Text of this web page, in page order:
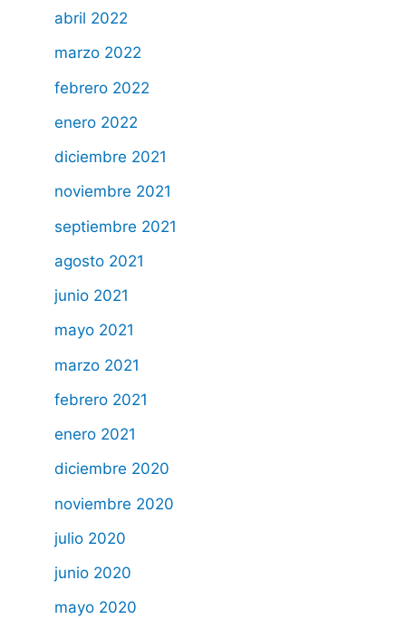
abril 2022
marzo 2022
febrero 2022
enero 2022
diciembre 2021
noviembre 2021
septiembre 2021
agosto 2021
junio 2021
mayo 2021
marzo 2021
febrero 2021
enero 2021
diciembre 2020
noviembre 2020
julio 2020
junio 2020
mayo 2020